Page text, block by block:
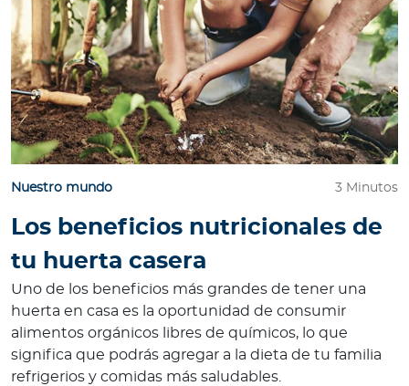
Nuestro mundo 3 Minutos
Los beneficios nutricionales de
tu huerta casera
Uno de los beneficios más grandes de tener una
huerta en casa es la oportunidad de consumir
alimentos orgánicos libres de químicos, lo que
significa que podrás agregar a la dieta de tu familia
refrigerios y comidas más saludables.